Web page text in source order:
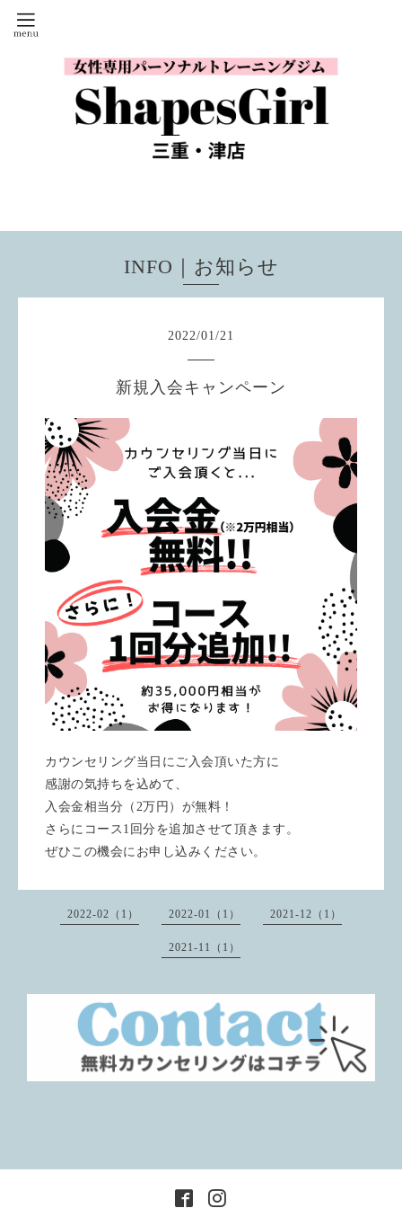
INFO｜お知らせ
2022/01/21
新規入会キャンペーン
カウンセリング当日にご入会頂いた方に
感謝の気持ちを込めて、
入会金相当分（2万円）が無料！
さらにコース1回分を追加させて頂きます。
ぜひこの機会にお申し込みください。
2022-02（1） 2022-01（1） 2021-12（1）
2021-11（1）